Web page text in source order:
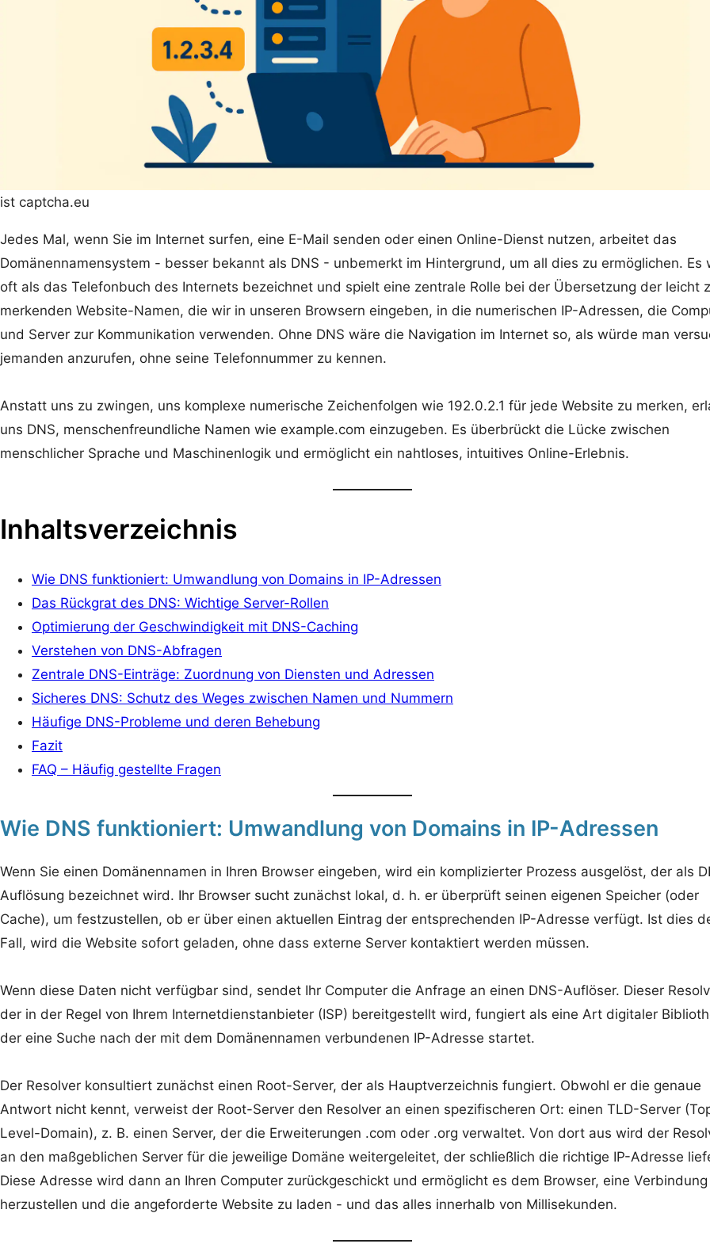
ist captcha.eu
Jedes Mal, wenn Sie im Internet surfen, eine E-Mail senden oder einen Online-Dienst nutzen, arbeitet das
Domänennamensystem - besser bekannt als DNS - unbemerkt im Hintergrund, um all dies zu ermöglichen. Es
oft als das Telefonbuch des Internets bezeichnet und spielt eine zentrale Rolle bei der Übersetzung der leicht
merkenden Website-Namen, die wir in unseren Browsern eingeben, in die numerischen IP-Adressen, die
und Server zur Kommunikation verwenden. Ohne DNS wäre die Navigation im Internet so, als würde man
jemanden anzurufen, ohne seine Telefonnummer zu kennen.
Anstatt uns zu zwingen, uns komplexe numerische Zeichenfolgen wie 192.0.2.1 für jede Website zu merken,
uns DNS, menschenfreundliche Namen wie example.com einzugeben. Es überbrückt die Lücke zwischen
menschlicher Sprache und Maschinenlogik und ermöglicht ein nahtloses, intuitives Online-Erlebnis.
Inhaltsverzeichnis
Wie DNS funktioniert: Umwandlung von Domains in IP-Adressen
Das Rückgrat des DNS: Wichtige Server-Rollen
Optimierung der Geschwindigkeit mit DNS-Caching
Verstehen von DNS-Abfragen
Zentrale DNS-Einträge: Zuordnung von Diensten und Adressen
Sicheres DNS: Schutz des Weges zwischen Namen und Nummern
Häufige DNS-Probleme und deren Behebung
Fazit
FAQ – Häufig gestellte Fragen
Wie DNS funktioniert: Umwandlung von Domains in IP-Adressen
Wenn Sie einen Domänennamen in Ihren Browser eingeben, wird ein komplizierter Prozess ausgelöst, der als
Auflösung bezeichnet wird. Ihr Browser sucht zunächst lokal, d. h. er überprüft seinen eigenen Speicher (oder
Cache), um festzustellen, ob er über einen aktuellen Eintrag der entsprechenden IP-Adresse verfügt. Ist dies
Fall, wird die Website sofort geladen, ohne dass externe Server kontaktiert werden müssen.
Wenn diese Daten nicht verfügbar sind, sendet Ihr Computer die Anfrage an einen DNS-Auflöser. Dieser
der in der Regel von Ihrem Internetdienstanbieter (ISP) bereitgestellt wird, fungiert als eine Art digitaler
der eine Suche nach der mit dem Domänennamen verbundenen IP-Adresse startet.
Der Resolver konsultiert zunächst einen Root-Server, der als Hauptverzeichnis fungiert. Obwohl er die genaue
Antwort nicht kennt, verweist der Root-Server den Resolver an einen spezifischeren Ort: einen TLD-Server
Level-Domain), z. B. einen Server, der die Erweiterungen .com oder .org verwaltet. Von dort aus wird der
an den maßgeblichen Server für die jeweilige Domäne weitergeleitet, der schließlich die richtige IP-Adresse
Diese Adresse wird dann an Ihren Computer zurückgeschickt und ermöglicht es dem Browser, eine Verbindung
herzustellen und die angeforderte Website zu laden - und das alles innerhalb von Millisekunden.